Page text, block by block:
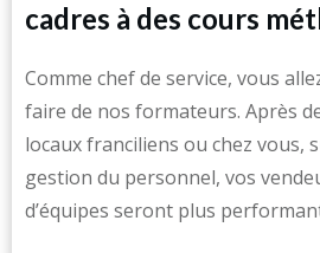
cadres à des cours
Comme chef de service, vous
faire de nos formateurs. Après
locaux franciliens ou chez vous,
gestion du personnel, vos
d’équipes seront plus